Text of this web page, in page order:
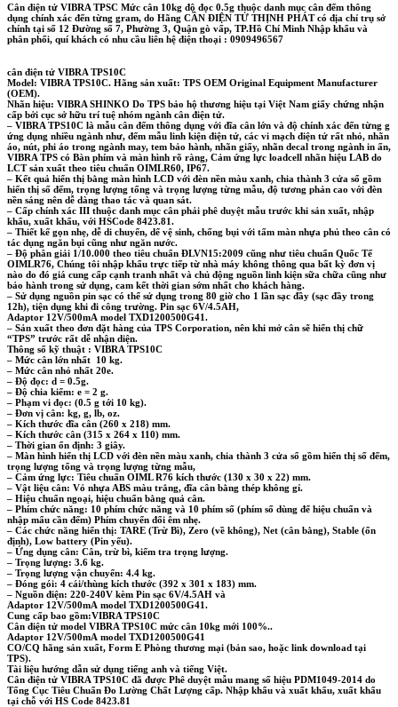
Cân điện tử VIBRA TPSC Mức cân 10kg độ đọc 0.5g thuộc danh mục cân đếm thông
dụng chính xác đến từng gram, do Hãng CÂN ĐIỆN TỬ THỊNH PHÁT có địa chỉ trụ sở
chính tại số 12 Đường số 7, Phường 3, Quận gò vấp, TP.Hồ Chí Minh Nhập khẩu và
phân phối, quí khách có nhu cầu liên hệ điện thoại : 0909496567
cân điện tử VIBRA TPS10C
Model: VIBRA TPS10C. Hãng sản xuất: TPS OEM Original Equipment Manufacturer
(OEM).
Nhãn hiệu: VIBRA SHINKO Do TPS bảo hộ thương hiệu tại Việt Nam giấy chứng nhận
cấp bởi cục sở hữu trí tuệ nhóm ngành cân điện tử.
– VIBRA TPS10C là mẫu cân đếm thông dụng với đĩa cân lớn và độ chính xác đến từng g
ứng dụng nhiều ngành như, đếm mẫu linh kiện điện tử, các vi mạch điện tử rất nhỏ, nhãn
áo, nút, phi áo trong ngành may, tem bảo hành, nhãn giấy, nhãn decal trong ngành in ấn,
VIBRA TPS có Bàn phím và màn hình rõ ràng, Cảm ứng lực loadcell nhãn hiệu LAB do
LCT sản xuất theo tiêu chuẩn OIMLR60, IP67.
– Kết quả hiển thị bằng màn hình LCD với đèn nền màu xanh, chia thành 3 cửa sổ gồm
hiển thị số đếm, trọng lượng tổng và trọng lượng từng mẫu, độ tương phản cao với đèn
nền sáng nên dễ dàng thao tác và quan sát.
– Cấp chính xác III thuộc danh mục cân phải phê duyệt mẫu trước khi sản xuất, nhập
khẩu, xuất khẩu, với HSCode 8423.81.
– Thiết kế gọn nhẹ, dễ di chuyển, dể vệ sinh, chống bụi với tấm màn nhựa phủ theo cân có
tác dụng ngăn bụi cũng như ngăn nước.
– Độ phân giải 1/10.000 theo tiêu chuẩn ĐLVN15:2009 cũng như tiêu chuẩn Quốc Tế
OIMLR76, Chúng tôi nhập khẩu trực tiếp từ nhà máy không thông qua bất kỳ đơn vị
nào do đó giá cung cấp cạnh tranh nhất và chủ động nguồn linh kiện sữa chữa cũng như
bảo hành trong sử dụng, cam kết thời gian sớm nhất cho khách hàng.
– Sử dụng nguồn pin sạc có thể sử dụng trong 80 giờ cho 1 lần sạc đầy (sạc đầy trong
12h), tiện dụng khi đi công trường. Pin sạc 6V/4.5AH,
Adaptor 12V/500mA model TXD1200500G41.
– Sản xuất theo đơn đặt hàng của TPS Corporation, nên khi mở cân sẽ hiển thị chữ
“TPS” trước rất dễ nhận diện.
Thông số kỹ thuật : VIBRA TPS10C
– Mức cân lớn nhất 10 kg.
– Mức cân nhỏ nhất 20e.
– Độ đọc: d = 0.5g.
– Độ chia kiểm: e = 2 g.
– Phạm vi đọc: (0.5 g tới 10 kg).
– Đơn vị cân: kg, g, lb, oz.
– Kích thước đĩa cân (260 x 218) mm.
– Kích thước cân (315 x 264 x 110) mm.
– Thời gian ổn định: 3 giây.
– Màn hình hiển thị LCD với đèn nền màu xanh, chia thành 3 cửa sổ gồm hiển thị số đếm,
trọng lượng tổng và trọng lượng từng mẫu,
– Cảm ứng lực: Tiêu chuẩn OIML R76 kích thước (130 x 30 x 22) mm.
– Vật liệu cân: Vỏ nhựa ABS màu trắng, đĩa cân bằng thép không gỉ.
– Hiệu chuẩn ngoại, hiệu chuẩn bằng quả cân.
– Phím chức năng: 10 phím chức năng và 10 phím số (phím số dùng để hiệu chuẩn và
nhập mẩu cần đếm) Phím chuyển đổi êm nhẹ.
– Các chức năng hiển thị: TARE (Trừ Bì), Zero (về không), Net (cân bằng), Stable (ổn
định), Low battery (Pin yếu).
– Ứng dụng cân: Cân, trừ bì, kiểm tra trọng lượng.
– Trọng lượng: 3.6 kg.
– Trọng lượng vận chuyển: 4.4 kg.
– Đóng gói: 4 cái/thùng kích thước (392 x 301 x 183) mm.
– Nguồn điện: 220-240V kèm Pin sạc 6V/4.5AH và
Adaptor 12V/500mA model TXD1200500G41.
Cung cấp bao gồm:VIBRA TPS10C
Cân điện tử model VIBRA TPS10C mức cân 10kg mới 100%..
Adaptor 12V/500mA model TXD1200500G41
CO/CQ hãng sản xuất, Form E Phòng thương mại (bản sao, hoặc link download tại
TPS).
Tài liệu hướng dẫn sử dụng tiếng anh và tiếng Việt.
Cân điện tử VIBRA TPS10C đã được Phê duyệt mẫu mang số hiệu PDM1049-2014 do
Tổng Cục Tiêu Chuẩn Đo Lường Chất Lượng cấp. Nhập khẩu và xuất khẩu, xuất khẩu
tại chỗ với HS Code 8423.81